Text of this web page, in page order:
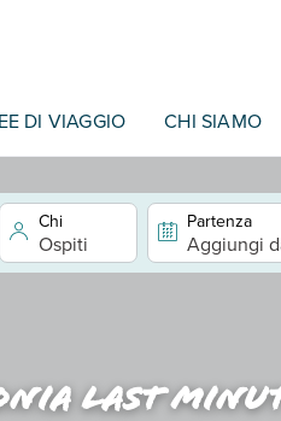
DI VIAGGIO CHI SIAMO
Chi
Ospiti
Partenza
Aggiungi
last